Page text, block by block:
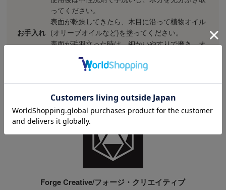
お手入れ
ってください。
表面が乾燥してきたら、木目に沿って植物オイル
(オリーブオイルなど)を塗ってください。
表面が毛羽立った時は、細かいやすりで磨き、オ
食洗機の使用は避けてください。
Forge Creative/フォージ・クリエイティブ